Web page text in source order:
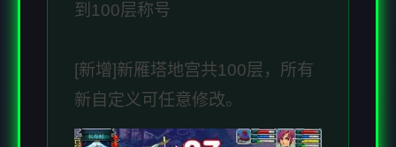
到100层称号
[新增]新雁塔地宫共100层，所有
新自定义可任意修改。